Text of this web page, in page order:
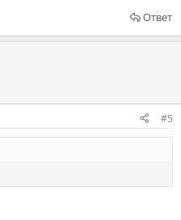
Ответ
#5